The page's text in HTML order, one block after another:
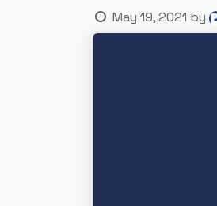
May 19, 2021 by